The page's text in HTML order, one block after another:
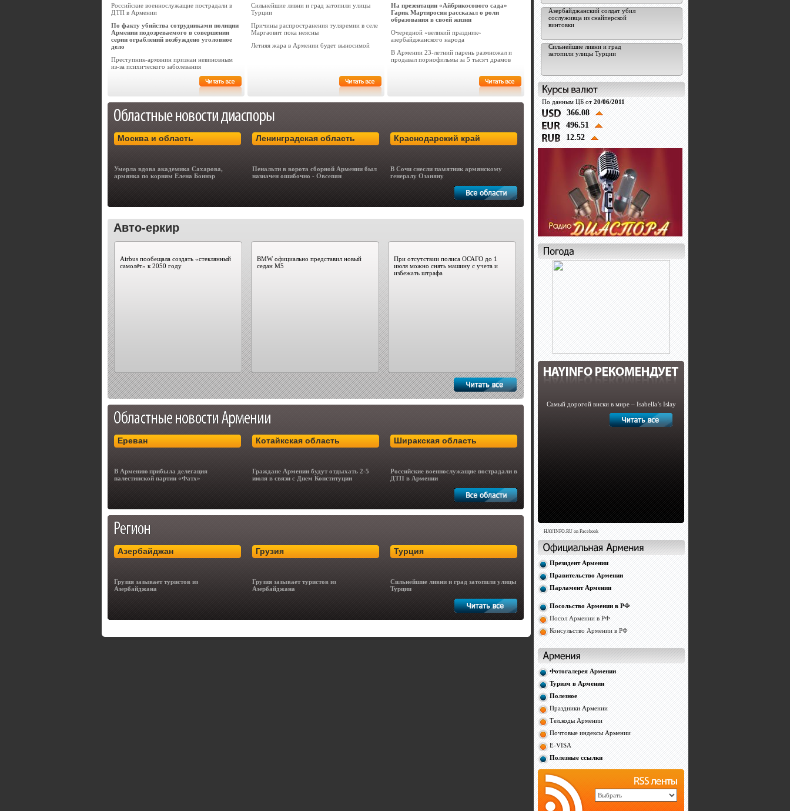
Российские военнослужащие пострадали в
ДТП в Армении
По факту убийства сотрудниками полиции
Армении подозреваемого в совершении
серии ограблений возбуждено уголовное
дело
Преступник-армянин признан невиновным
из-за психического заболевания
Сильнейшие ливни и град затопили улицы
Турции
Причины распространения туляремии в селе
Маргаовит пока неясны
Летняя жара в Армении будет выносимой
На презентации «Айбрикосового сада»
Гарик Мартиросян рассказал о роли
образования в своей жизни
Очередной «великий праздник»
азербайджанского народа
В Армении 23-летний парень размножал и
продавал порнофильмы за 5 тысяч драмов
Москва и область
Умерла вдова академика Сахарова,
армянка по корням Елена Боннэр
Ленинградская область
Пенальти в ворота сборной Армении был
назначен ошибочно - Овсепян
Краснодарский край
В Сочи снесли памятник армянскому
генералу Озаняну
Авто-еркир
Airbus пообещала создать «стеклянный
самолёт» к 2050 году
BMW официально представил новый
седан M5
При отсутствии полиса ОСАГО до 1
июля можно снять машину с учета и
избежать штрафа
Ереван
В Армению прибыла делегация
палестинской партии «Фатх»
Котайкская область
Граждане Армении будут отдыхать 2-5
июля в связи с Днем Конституции
Ширакская область
Российские военнослужащие пострадали в
ДТП в Армении
Азербайджан
Грузия зазывает туристов из
Азербайджана
Грузия
Грузия зазывает туристов из
Азербайджана
Турция
Сильнейшие ливни и град затопили улицы
Турции
Азербайджанский солдат убил
сослуживца из снайперской
винтовки
Сильнейшие ливни и град
затопили улицы Турции
По данным ЦБ от20/06/2011
366.08
496.51
12.52
Самый дорогой виски в мире – Isabella’s Islay
HAYINFO.RU on Facebook
Президент Армении
Правительство Армении
Парламент Армении
Посольство Армении в РФ
Посол Армении в РФ
Консульство Армении в РФ
Фотогалерея Армении
Туризм в Армении
Полезное
Праздники Армении
Тел.коды Армении
Почтовые индексы Армении
E-VISA
Полезные ссылки